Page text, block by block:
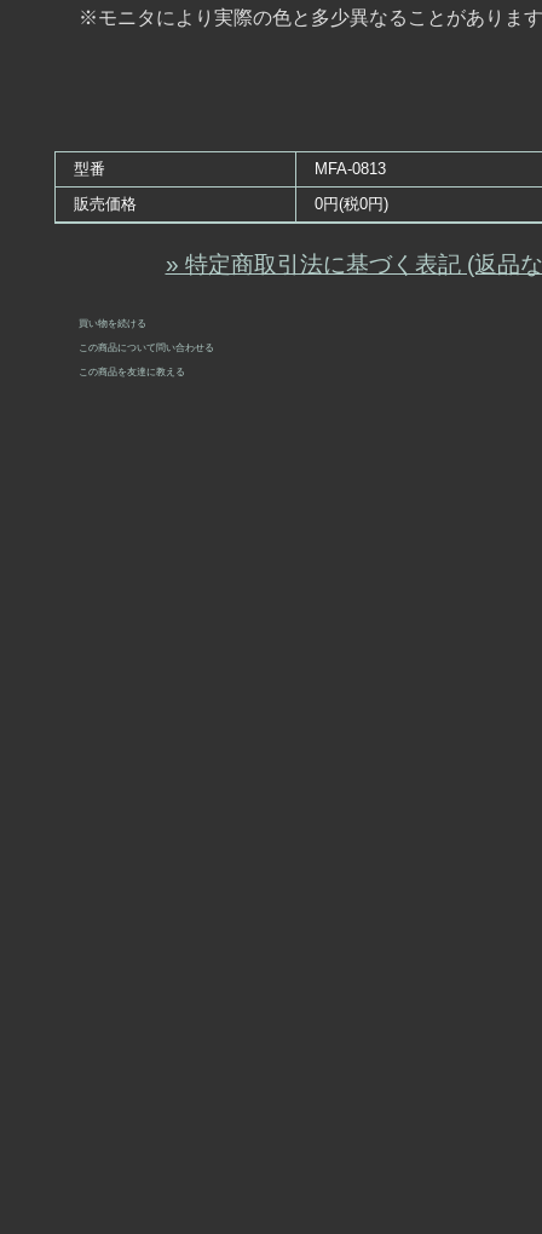
※モニタにより実際の色と多少異なることがありま
型番
MFA-0813
販売価格
0円(税0円)
» 特定商取引法に基づく表記 (返品
買い物を続ける
この商品について問い合わせる
この商品を友達に教える